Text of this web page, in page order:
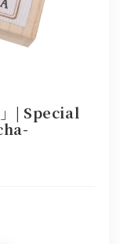
」| Special